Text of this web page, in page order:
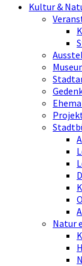
Kultur &
Natur